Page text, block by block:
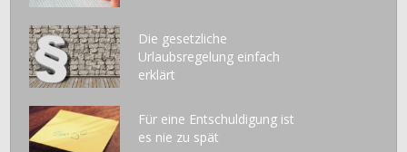
Die gesetzliche
Urlaubsregelung einfach
erklärt
Für eine Entschuldigung ist
es nie zu spät